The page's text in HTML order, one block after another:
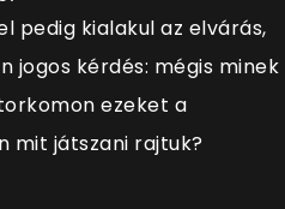
pedig kialakul az elvárás,
jogos kérdés: mégis minek
ezeket a
mit játszani rajtuk?